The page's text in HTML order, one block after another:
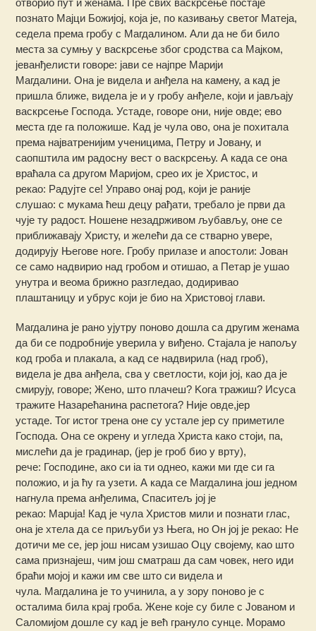
отворио пут и женама. Пре свих васкрсење постаје
познато Мајци Божијој, која је, по казивању светог Матеја,
седела према гробу с Магдалином. Али да не би било
места за сумњу у васкрсење због сродства са Мајком,
јеванђелисти говоре: јави се најпре Марији
Магдалини. Она је видела и анђела на камену, а кад је
пришла ближе, видела је и у гробу анђеле, који и јављају
васкрсење Господа. Устаде, говоре они, није овде; ево
места где га положише. Кад је чула ово, она је похитала
према најватренијим ученицима, Петру и Јовану, и
саопштила им радосну вест о васкрсењу. А када се она
враћала са другом Маријом, срео их је Христос, и
рекао: Радујте се! Управо онај род, који је раније
слушао: с мукама ћеш децу рађати, требало је први да
чује ту радост. Ношене незадрживом љубављу, оне се
приближавају Христу, и желећи да се стварно увере,
додирују Његове ноге. Гробу прилазе и апостоли: Јован
се само надвирио над гробом и отишао, а Петар је ушао
унутра и веома брижно разгледао, додиривао
плаштаницу и убрус који је био на Христовој глави.
Магдалина је рано ујутру поново дошла са другим женама
да би се подробније уверила у виђено. Стајала је напољу
код гроба и плакала, а кад се надвирила (над гроб),
видела је два анђела, сва у светлости, који јој, као да је
смирују, говоре; Жено, што плачеш? Koгa тражиш? Исуса
тражите Назарећанина распетога? Није овде,јер
устаде. Тог истог трена оне су устале јер су приметиле
Господа. Она се окрену и угледа Христа како стоји, па,
мислећи да је градинар, (јер је гроб био у врту),
рече: Господине, ако си ia ти однео, кажи ми где си гa
положио, и ја ћу га узети. А када се Магдалина још једном
нагнула према анђелима, Спаситељ јој је
рекао: Mapuja! Кад је чула Христов мили и познати глас,
она је хтела да се приљуби уз Њега, но Он јој је рекао: Не
дотичи ме се, јер још нисам узишао Оцу својему, као што
сама признајеш, чим још сматраш да сам човек, него иди
браћи мојој и кажи им све што си видела и
чула. Магдалина је то учинила, а у зору поново је с
осталима била крај гроба. Жене које су биле с Јованом и
Саломијом дошле су кад је већ грануло сунце. Морамо